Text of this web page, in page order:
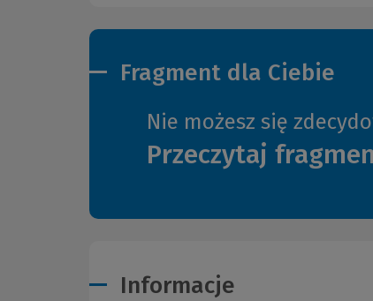
Fragment dla Ciebie
Nie możesz się
Przeczytaj
Informacje